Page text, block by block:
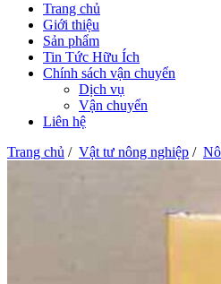
Trang chủ
Giới thiệu
Sản phẩm
Tin Tức Hữu Ích
Chính sách vận chuyển
Dịch vụ
Vận chuyển
Liên hệ
Trang chủ / Vật tư nông nghiệp /